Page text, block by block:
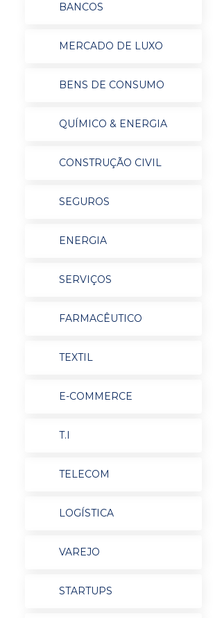
BANCOS
MERCADO DE LUXO
BENS DE CONSUMO
QUÍMICO & ENERGIA
CONSTRUÇÃO CIVIL
SEGUROS
ENERGIA
SERVIÇOS
FARMACÊUTICO
TEXTIL
E-COMMERCE
T.I
TELECOM
LOGÍSTICA
VAREJO
STARTUPS